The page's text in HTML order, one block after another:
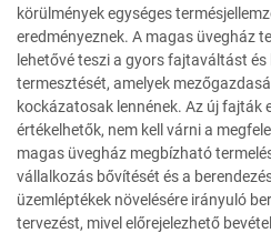
körülmények egységes
eredményeznek. A magas üvegház
lehetővé teszi a gyors fajtaváltást és
termesztését, amelyek
kockázatosak lennének. Az új fajták
értékelhetők, nem kell várni a
magas üvegház megbízható
vállalkozás bővítését és a
üzemléptékek növelésére irányuló
tervezést, mivel előrejelezhető